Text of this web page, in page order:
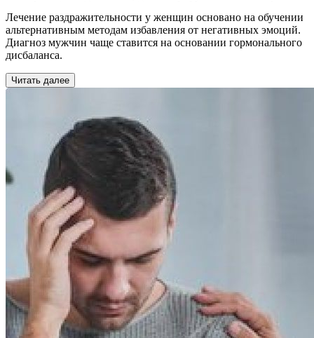
Лечение раздражительности у женщин основано на обучении
альтернативным методам избавления от негативных эмоций.
Диагноз мужчин чаще ставится на основании гормонального
дисбаланса.
Читать далее